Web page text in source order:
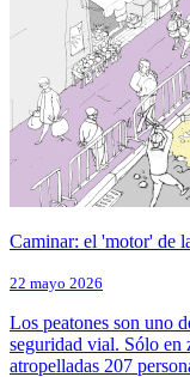
Caminar: el 'motor' de
22 mayo 2026
Los peatones son uno
seguridad vial. Sólo en
atropelladas 207